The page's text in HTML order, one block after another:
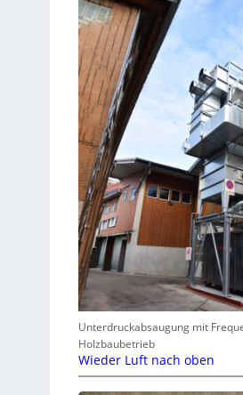
Unterdruckabsaugung mit
Holzbaubetrieb
Wieder Luft nach oben